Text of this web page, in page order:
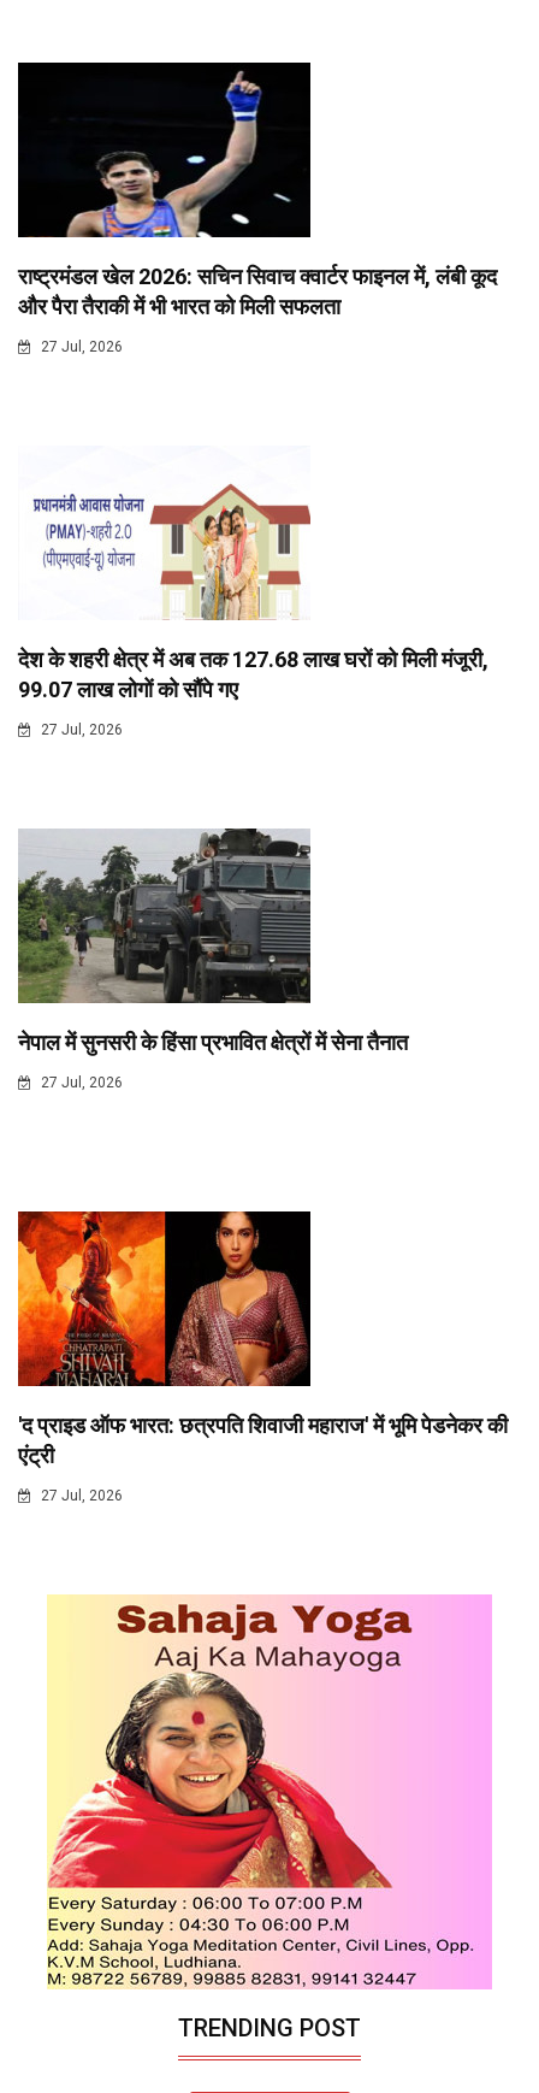
राष्ट्रमंडल खेल 2026: सचिन सिवाच क्वार्टर फाइनल में, लंबी कूद
और पैरा तैराकी में भी भारत को मिली सफलता
27 Jul, 2026
देश के शहरी क्षेत्र में अब तक 127.68 लाख घरों को मिली मंजूरी,
99.07 लाख लोगों को सौंपे गए
27 Jul, 2026
नेपाल में सुनसरी के हिंसा प्रभावित क्षेत्रों में सेना तैनात
27 Jul, 2026
'द प्राइड ऑफ भारत: छत्रपति शिवाजी महाराज' में भूमि पेडनेकर की
एंट्री
27 Jul, 2026
TRENDING POST